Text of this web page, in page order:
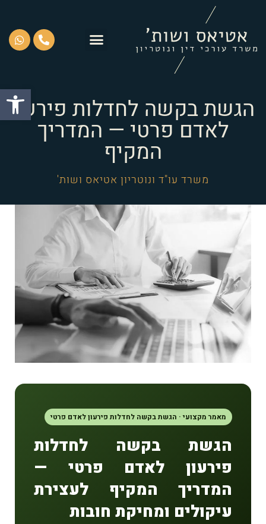
פתח
הגשת בקשה לחדלות פירעון
לאדם פרטי — המדריך
המקיף
משרד עו"ד ונוטריון אטיאס ושות'
מאמר מקצועי · הגשת בקשה לחדלות פירעון לאדם פרטי
הגשת בקשה לחדלות
פירעון לאדם פרטי —
המדריך המקיף לעצירת
עיקולים ומחיקת חובות